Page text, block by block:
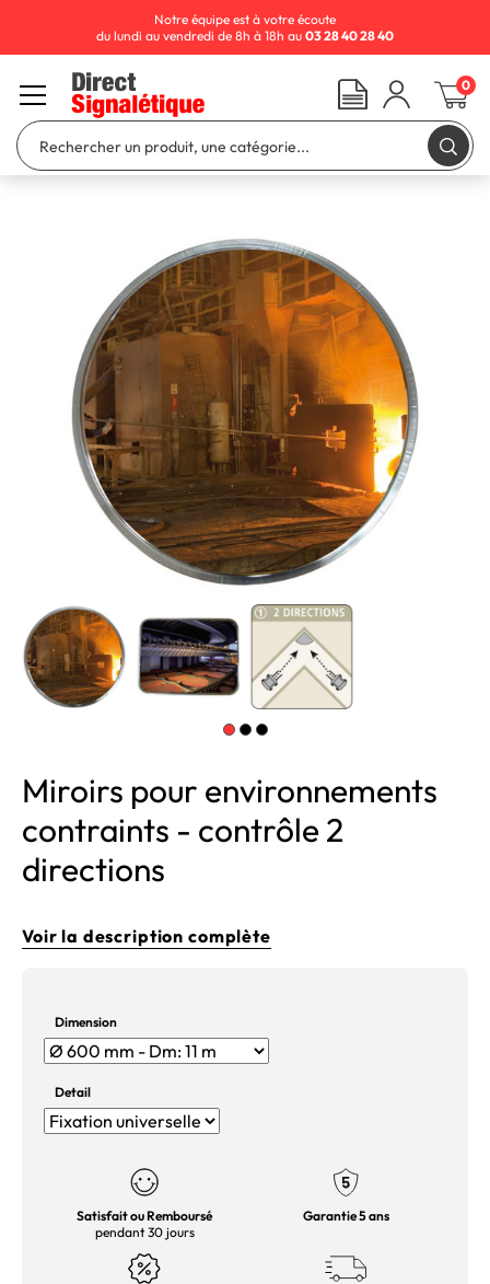
Miroirs pour environnements
contraints - contrôle 2
directions
Voir la description complète
Dimension
Detail
Satisfait ou Remboursé
pendant 30 jours
Garantie 5 ans
Notre équipe est à votre écoute
du lundi au vendredi de 8h à 18h au 03 28 40 28 40
0